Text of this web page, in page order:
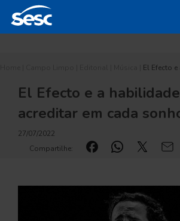
El Efecto
El Efecto e a
acreditar em cada
27/07/2022
Compartilhe: